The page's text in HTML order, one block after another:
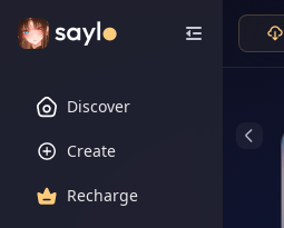
Discover
Create
Recharge